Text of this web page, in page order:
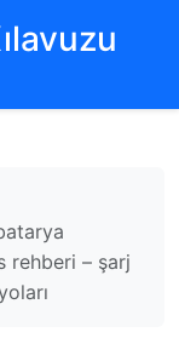
rehberi – şarj